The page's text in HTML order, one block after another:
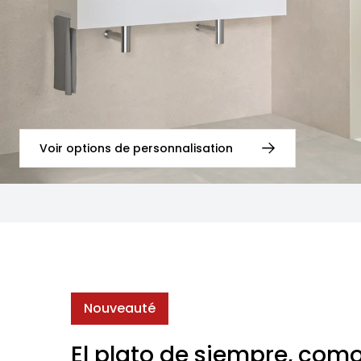
Voir options de personnalisation
Nouveauté